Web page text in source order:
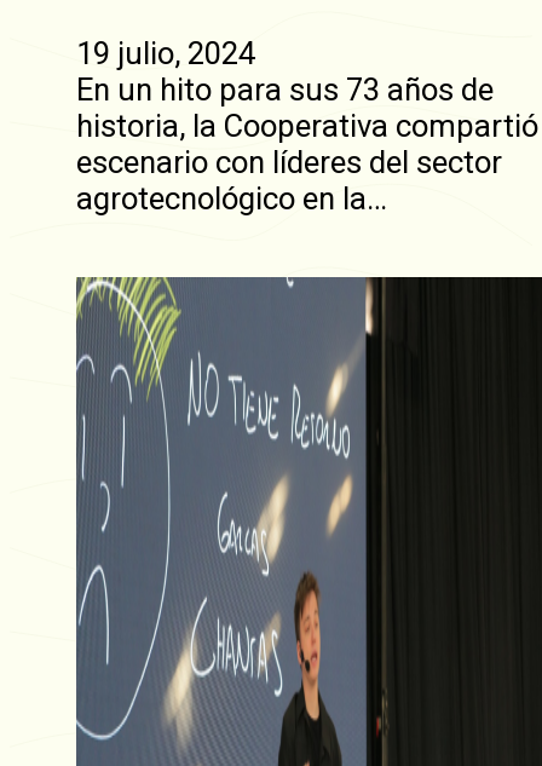
19 julio, 2024
En un hito para sus 73 años de
historia, la Cooperativa compartió
escenario con líderes del sector
agrotecnológico en la…